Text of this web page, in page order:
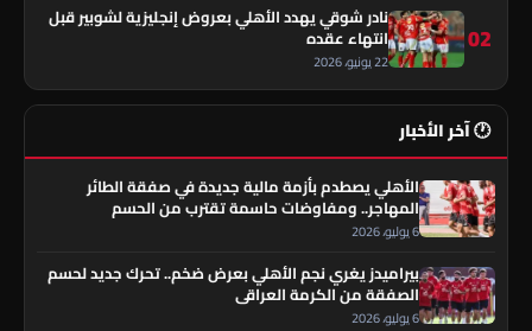
02
نادر شوقي يهدد الأهلي بعروض إنجليزية لشوبير قبل
انتهاء عقده
22 يونيو، 2026
🕐 آخر الأخبار
الأهلي يصطدم بأزمة مالية جديدة في صفقة الطائر
المهاجر.. ومفاوضات حاسمة تقترب من الحسم
6 يوليو، 2026
بيراميدز يغري نجم الأهلي بعرض ضخم.. تحرك جديد لحسم
الصفقة من الكرمة العراقي
6 يوليو، 2026